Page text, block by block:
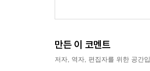
만든 이 코멘트
저자, 역자, 편집자를 위한 공간